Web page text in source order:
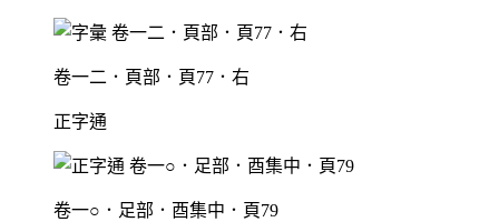
卷一二．頁部．頁77．右
正字通
卷一○．足部．酉集中．頁79